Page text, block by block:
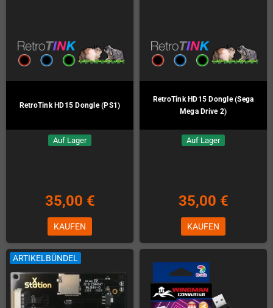
RetroTink HD15 Dongle (PS1)
Auf Lager
35,00 €
KAUFEN
RetroTink HD15 Dongle (Sega
Mega Drive 2)
Auf Lager
35,00 €
KAUFEN
ARTIKELBÜNDEL